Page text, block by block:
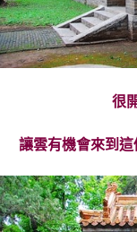
很
讓雲有機會來到